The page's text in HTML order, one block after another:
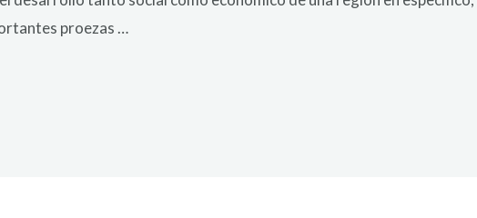
proezas …